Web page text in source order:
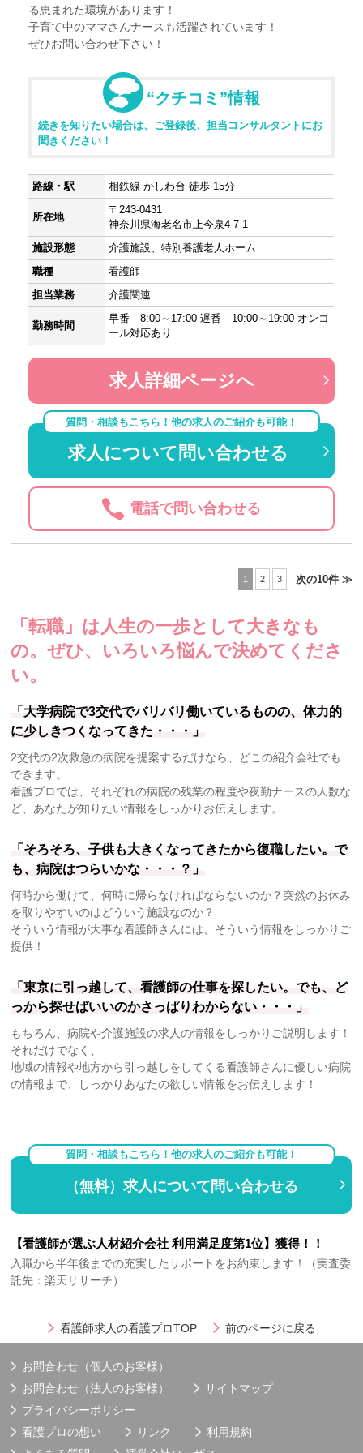
る恵まれた環境があります！
子育て中のママさんナースも活躍されています！
ぜひお問い合わせ下さい！
“クチコミ”情報
続きを知りたい場合は、ご登録後、担当コンサルタントにお
聞きください！
路線・駅 相鉄線 かしわ台 徒歩 15分
所在地
〒243-0431
神奈川県海老名市上今泉4-7-1
施設形態
介護施設、特別養護老人ホーム
職種
看護師
担当業務
介護関連
勤務時間
早番 8:00～17:00 遅番 10:00～19:00 オンコ
ール対応あり
求人詳細ページへ
質問・相談もこちら！他の求人のご紹介も可能！
求人について問い合わせる
電話で問い合わせる
1 2 3 次の10件 ≫
「転職」は人生の一歩として大きなも
の。ぜひ、いろいろ悩んで決めてくださ
い。
「大学病院で3交代でバリバリ働いているものの、体力的
に少しきつくなってきた・・・」
2交代の2次救急の病院を提案するだけなら、どこの紹介会社でも
できます。
看護プロでは、それぞれの病院の残業の程度や夜勤ナースの人数な
ど、あなたが知りたい情報をしっかりお伝えします。
「そろそろ、子供も大きくなってきたから復職したい。で
も、病院はつらいかな・・・？」
何時から働けて、何時に帰らなければならないのか？突然のお休み
を取りやすいのはどういう施設なのか？
そういう情報が大事な看護師さんには、そういう情報をしっかりご
提供！
「東京に引っ越して、看護師の仕事を探したい。でも、ど
っから探せばいいのかさっぱりわからない・・・」
もちろん、病院や介護施設の求人の情報をしっかりご説明します！
それだけでなく、
地域の情報や地方から引っ越しをしてくる看護師さんに優しい病院
の情報まで、しっかりあなたの欲しい情報をお伝えします！
質問・相談もこちら！他の求人のご紹介も可能！
（無料）求人について問い合わせる
【看護師が選ぶ人材紹介会社 利用満足度第1位】獲得！！
入職から半年後までの充実したサポートをお約束します！（実査委
託先：楽天リサーチ）
看護師求人の看護プロTOP 前のページに戻る
お問合わせ（個人のお客様）
お問合わせ（法人のお客様）
サイトマップ
プライバシーポリシー
看護プロの想い
リンク
利用規約